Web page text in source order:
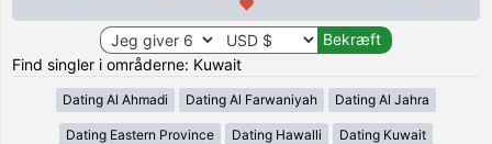
Find singler i områderne: Kuwait
Dating Al Ahmadi Dating Al Farwaniyah Dating Al Jahra
Dating Eastern Province Dating Hawalli Dating Kuwait